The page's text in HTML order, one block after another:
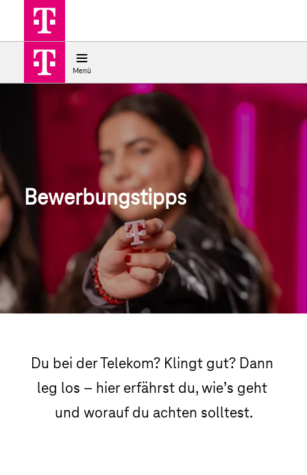
Bewerbungstipps | Deutsche
Menü
Bewerbungstipps
Du bei der Telekom? Klingt gut? Dann
leg los – hier erfährst du, wie’s geht
und worauf du achten solltest.